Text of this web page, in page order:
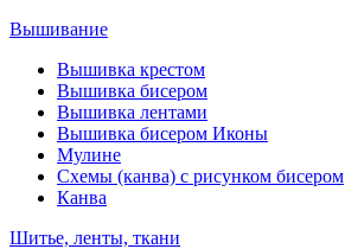
Вышивание
Вышивка крестом
Вышивка бисером
Вышивка лентами
Вышивка бисером Иконы
Мулине
Схемы (канва) с рисунком бисером
Канва
Шитье, ленты, ткани